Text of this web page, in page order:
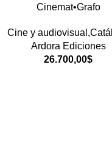
Cinemat•Grafo
Cine y
Ardora Ediciones
26.700,00$